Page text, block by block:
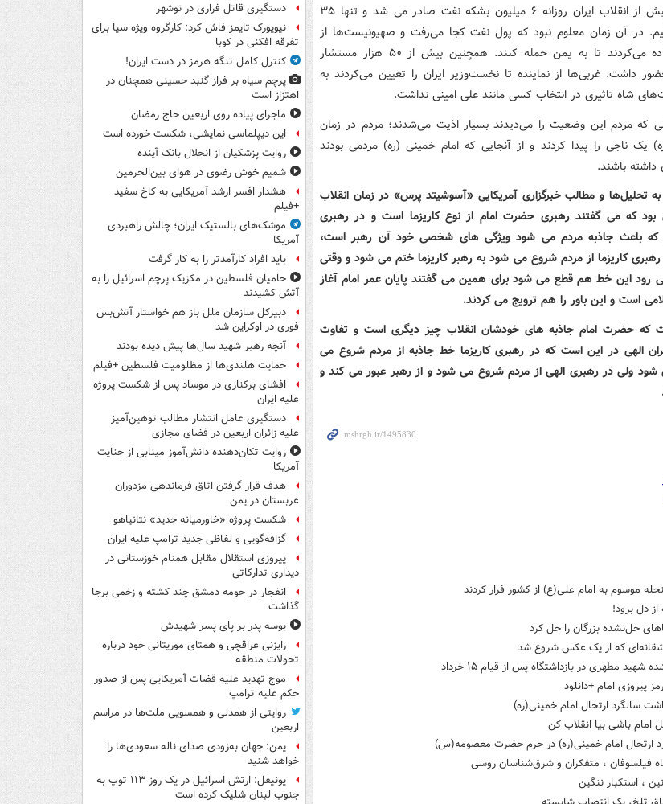
شریعتمداری گفت: پیش از انقلاب ایران روزانه ۶ میلیون بشکه نفت صادر می شد و تنها ۳۵
در آن زمان معلوم نبود که پول نفت کجا می‌رفت و صهیونیست‌ها از
هواپیماهای ما استفاده می‌کردند تا به یمن حمله کنند. همچنین بیش از ۵۰ هزار مستشار
داشت. غربی‌ها از نماینده تا نخست‌وزیر ایران را تعیین می‌کردند به
شاه تاثیری در انتخاب کسی مانند علی امینی نداشت.
که مردم این وضعیت را می‌دیدند بسیار اذیت می‌شدند؛ مردم در زمان
یک ناجی را پیدا کردند و از آنجایی که امام خمینی (ره) مردمی بودند
داشته باشند.
به تحلیل‌ها و مطالب خبرگزاری آمریکایی «آسوشیتد پرس» در زمان انقلاب
بود که می گفتند رهبری حضرت امام از نوع کاریزما است و در رهبری
که باعث جاذبه مردم می شود ویژگی های شخصی خود آن رهبر است،
رهبری کاریزما از مردم شروع می شود به رهبر کاریزما ختم می شود و وقتی
می رود این خط هم قطع می شود برای همین می گفتند پایان عمر امام آغاز
است و این باور را هم ترویج می کردند.
حضرت امام جاذبه های خودشان انقلاب چیز دیگری است و تفاوت
الهی در این است که در رهبری کاریزما خط جاذبه از مردم شروع می
ولی در رهبری الهی از مردم شروع می شود و از رهبر عبور می کند و
موسوم به امام علی(ع) از کشور فرار کردند
از دل برود!
حل‌نشده‌ بزرگان را حل کرد
که از یک عکس شروع شد
مطهری در بازداشتگاه پس از قیام ۱۵ خرداد
سالگرد ارتحال امام خمینی(ره)
باشی بیا انقلاب کن
ارتحال امام خمینی(ره) در حرم حضرت معصومه(س)
فیلسوفان ، متفکران و شرق‌شناسان روسی
دستگیری قاتل فراری در نوشهر
نیویورک تایمز فاش کرد: کارگروه ویژه سیا برای
تفرقه افکنی در کوبا
کنترل کامل تنگه هرمز در دست ایران!
پرچم سیاه بر فراز گنبد حسینی همچنان در
اهتزاز است
ماجرای پیاده روی اربعین حاج رمضان
این دیپلماسی نمایشی، شکست خورده است
روایت پزشکیان از انحلال بانک آینده
شمیم خوش رضوی در هوای بین‌الحرمین
هشدار افسر ارشد آمریکایی به کاخ سفید
+فیلم
موشک‌های بالستیک ایران؛ چالش راهبردی
آمریکا
باید افراد کارآمدتر را به کار گرفت
حامیان فلسطین در مکزیک پرچم اسرائیل را به
آتش کشیدند
دبیرکل سازمان ملل باز هم خواستار آتش‌بس
فوری در اوکراین شد
آنچه رهبر شهید سال‌ها پیش دیده بودند
حمایت هلندی‌ها از مظلومیت فلسطین +فیلم
افشای برکناری در موساد پس از شکست پروژه
علیه ایران
دستگیری عامل انتشار مطالب توهین‌آمیز
علیه زائران اربعین در فضای مجازی
روایت تکان‌دهنده دانش‌آموز مینابی از جنایت
آمریکا
هدف قرار گرفتن اتاق‌ فرماندهی مزدوران
عربستان در یمن
شکست پروژه «خاورمیانه جدید» نتانیاهو
گزافه‌گویی و لفاظی جدید ترامپ علیه ایران
پیروزی استقلال مقابل همنام خوزستانی در
دیداری تدارکاتی
انفجار در حومه دمشق چند کشته و زخمی برجا
گذاشت
بوسه‌ پدر بر پای پسر شهیدش
رایزنی عراقچی و همتای موریتانی خود درباره
تحولات منطقه
موج تهدید علیه قضات آمریکایی پس از صدور
حکم علیه ترامپ
روایتی از همدلی و همسویی ملت‌ها در مراسم
اربعین
یمن: جهان به‌زودی صدای ناله سعودی‌ها را
خواهد شنید
یونیفل: ارتش اسرائیل در یک روز ۱۱۳ توپ به
جنوب لبنان شلیک کرده است